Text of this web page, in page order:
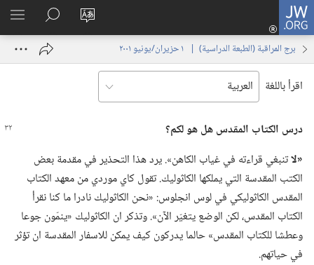
JW.ORG
تغيير
الموقع
تسجيل
الدخول
نافذة
البحث
في
JW.‎ORG
برج المراقبة (‏الطبعة الدراسية)‏ | ‏‎ ١‏ ‏‎حزيران/يونيو‏ ‎٢٠٠١
اقرأ باللغة
درس الكتاب المقدس هل هو لكم؟‏
‏«لاتنبغي قراءته في غياب الكاهن».‏ يرد هذا التحذير في مقدمة بعض
الكتب المقدسة التي يملكها الكاثوليك.‏ تقول كاي موردي من معهد الكتاب
المقدس الكاثوليكي في لوس انجلوس:‏ «نحن الكاثوليك نادرا ما كنا نقرأ
الكتاب المقدس،‏ لكن الوضع يتغيّر الآن».‏ وتذكر ان الكاثوليك «ينمّون جوعا
وعطشا للكتاب المقدس» حالما يدركون كيف يمكن للاسفار المقدسة ان تؤثر
في حياتهم.‏